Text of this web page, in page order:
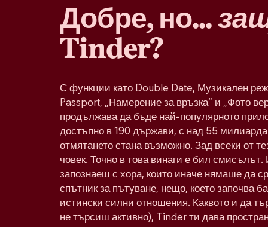
Добре, но...
Tinder?
С функции като Double Date, Музикален
Passport, „Намерение за връзка“ и „Фото
продължава да бъде най-популярното
достъпно в 190 държави, с над 55 милиарда
отмятането стана възможно. Зад всеки от
човек. Точно в това винаги е бил
запознаеш с хора, които иначе нямаше да
спътник за пътуване, нещо, което започва
истински силни отношения. Каквото и да
не търсиш активно), Tinder ти дава